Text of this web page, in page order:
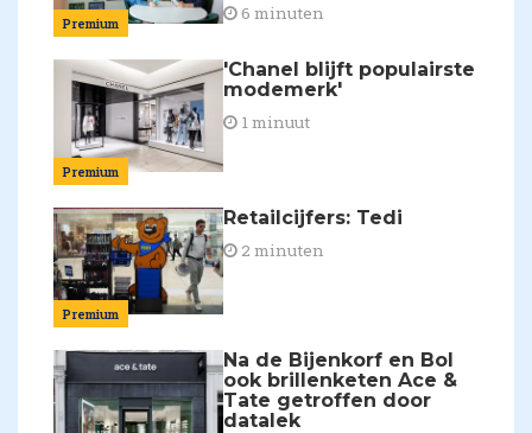
Premium 6 minuten
Premium
'Chanel blijft populairste
modemerk'
1 minuut
Premium
Retailcijfers: Tedi
2 minuten
Na de Bijenkorf en Bol
ook brillenketen Ace &
Tate getroffen door
datalek